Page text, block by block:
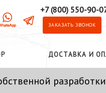
+7 (800) 550-90-
ЗАКАЗАТЬ ЗВОНОК
ДОСТАВКА И